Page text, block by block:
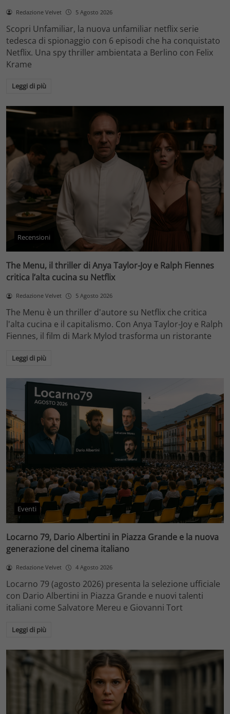
Redazione Velvet 5 Agosto 2026
Scopri Unfamiliar, la nuova unfamiliar netflix serie
tedesca di spionaggio con 6 episodi che ha conquistato
Netflix. Una spy thriller ambientata a Berlino con Felix
Krame
Leggi di più
Recensioni
The Menu, il thriller di Anya Taylor-Joy e Ralph Fiennes
critica l’alta cucina su Netflix
Redazione Velvet 5 Agosto 2026
The Menu è un thriller d'autore su Netflix che critica
l'alta cucina e il capitalismo. Con Anya Taylor-Joy e Ralph
Fiennes, il film di Mark Mylod trasforma un ristorante
Leggi di più
Eventi
Locarno 79, Dario Albertini in Piazza Grande e la nuova
generazione del cinema italiano
Redazione Velvet 4 Agosto 2026
Locarno 79 (agosto 2026) presenta la selezione ufficiale
con Dario Albertini in Piazza Grande e nuovi talenti
italiani come Salvatore Mereu e Giovanni Tort
Leggi di più